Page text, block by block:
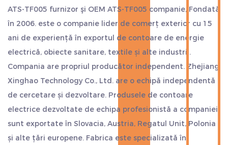
ATS-TF005 furnizor şi OEM ATS-TF005 companie, Fondată
în 2006. este o companie lider de comerț exterior cu 15
ani de experiență în exportul de contoare de energie
electrică, obiecte sanitare, textile și alte industrii.
Compania are propriul producător independent. Zhejiang
Xinghao Technology Co., Ltd. are o echipă independentă
de cercetare și dezvoltare. Produsele de contoare
electrice dezvoltate de echipa profesionistă a companiei
sunt exportate în Slovacia, Austria, Regatul Unit, Polonia
și alte țări europene. Fabrica este specializată în